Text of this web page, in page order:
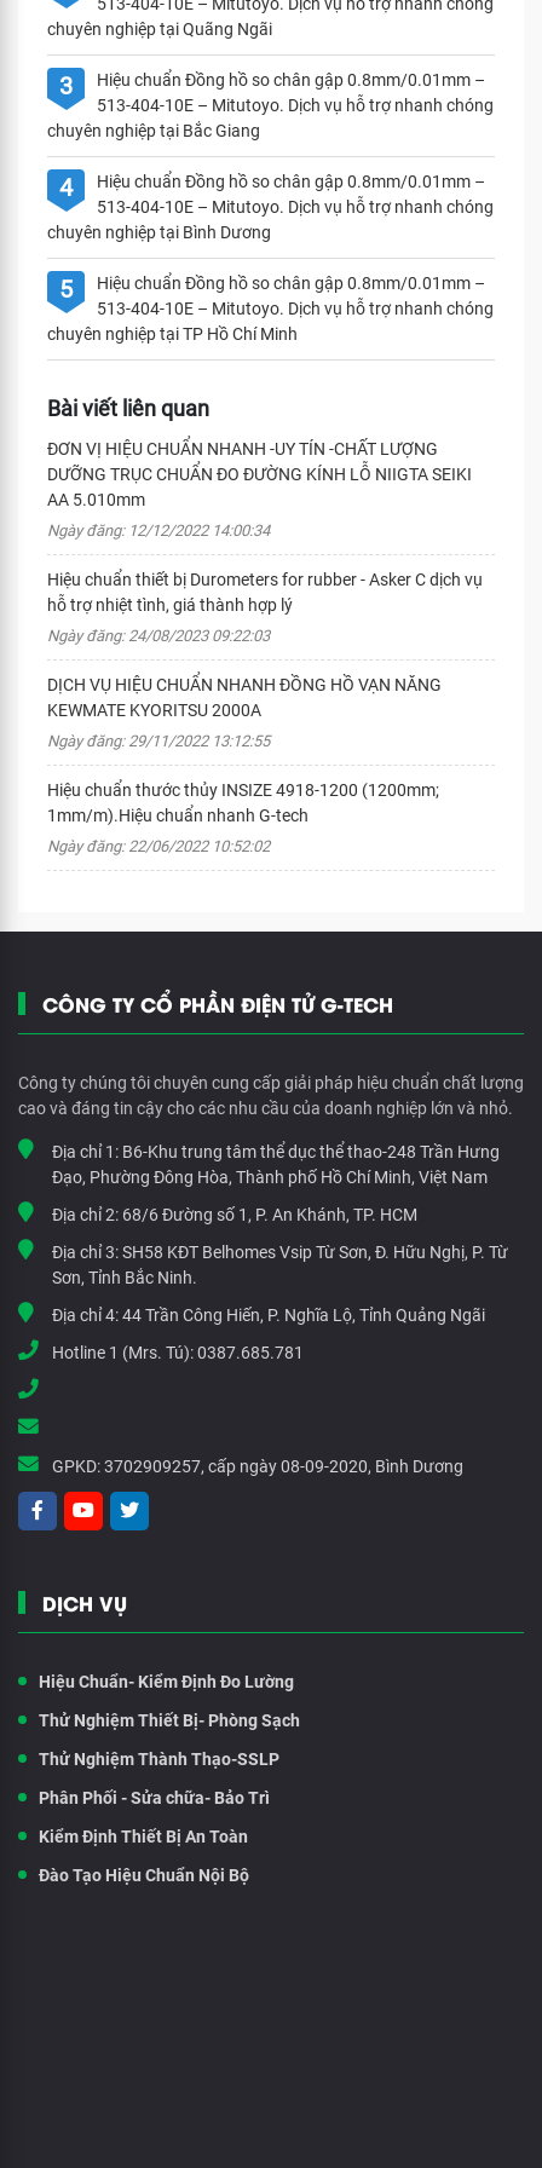
chuyên nghiệp tại Quãng Ngãi
3
Hiệu chuẩn Đồng hồ so chân gập 0.8mm/0.01mm –
513-404-10E – Mitutoyo. Dịch vụ hỗ trợ nhanh chóng
chuyên nghiệp tại Bắc Giang
4
Hiệu chuẩn Đồng hồ so chân gập 0.8mm/0.01mm –
513-404-10E – Mitutoyo. Dịch vụ hỗ trợ nhanh chóng
chuyên nghiệp tại Bình Dương
5
Hiệu chuẩn Đồng hồ so chân gập 0.8mm/0.01mm –
513-404-10E – Mitutoyo. Dịch vụ hỗ trợ nhanh chóng
chuyên nghiệp tại TP Hồ Chí Minh
Bài viết liên quan
ĐƠN VỊ HIỆU CHUẨN NHANH -UY TÍN -CHẤT LƯỢNG
DƯỠNG TRỤC CHUẨN ĐO ĐƯỜNG KÍNH LỖ NIIGTA SEIKI
AA 5.010mm
Ngày đăng: 12/12/2022 14:00:34
Hiệu chuẩn thiết bị Durometers for rubber - Asker C dịch vụ
hỗ trợ nhiệt tình, giá thành hợp lý
Ngày đăng: 24/08/2023 09:22:03
DỊCH VỤ HIỆU CHUẨN NHANH ĐỒNG HỒ VẠN NĂNG
KEWMATE KYORITSU 2000A
Ngày đăng: 29/11/2022 13:12:55
Hiệu chuẩn thước thủy INSIZE 4918-1200 (1200mm;
1mm/m).Hiệu chuẩn nhanh G-tech
Ngày đăng: 22/06/2022 10:52:02
CÔNG TY CỔ PHẦN ĐIỆN TỬ G-TECH
Công ty chúng tôi chuyên cung cấp giải pháp hiệu chuẩn chất lượng
cao và đáng tin cậy cho các nhu cầu của doanh nghiệp lớn và nhỏ.
Địa chỉ 1: B6-Khu trung tâm thể dục thể thao-248 Trần Hưng
Đạo, Phường Đông Hòa, Thành phố Hồ Chí Minh, Việt Nam
Địa chỉ 2: 68/6 Đường số 1, P. An Khánh, TP. HCM
Địa chỉ 3:SH58 KĐT Belhomes Vsip Từ Sơn, Đ. Hữu Nghị, P. Từ
Sơn, Tỉnh Bắc Ninh.
Địa chỉ 4:44 Trần Công Hiến, P. Nghĩa Lộ, Tỉnh Quảng Ngãi
Hotline 1 (Mrs. Tú):0387.685.781
GPKD:3702909257, cấp ngày 08-09-2020, Bình Dương
DỊCH VỤ
Hiệu Chuẩn- Kiểm Định Đo Lường
Thử Nghiệm Thiết Bị- Phòng Sạch
Thử Nghiệm Thành Thạo-SSLP
Phân Phối - Sửa chữa- Bảo Trì
Kiểm Định Thiết Bị An Toàn
Đào Tạo Hiệu Chuẩn Nội Bộ